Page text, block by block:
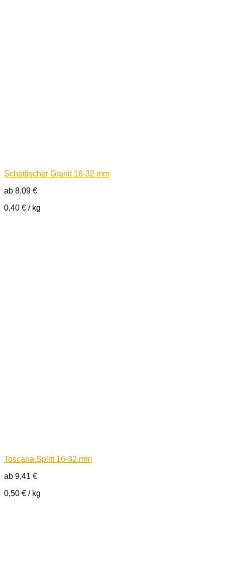
Schottischer Granit 16-32 mm
ab 8,09 €
0,40 € / kg
Toscana Splitt 16-32 mm
ab 9,41 €
0,50 € / kg